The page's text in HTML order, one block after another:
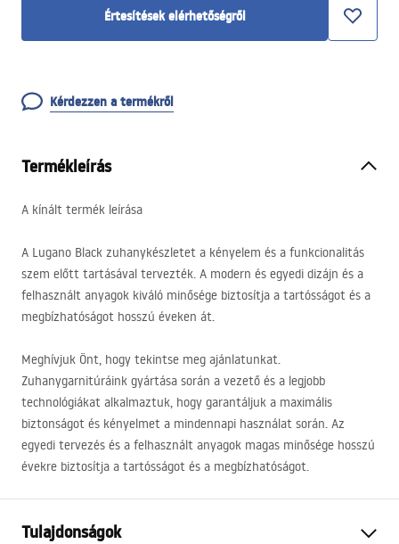
Értesítések elérhetőségről
Kérdezzen a termékről
Termékleírás
A kínált termék leírása
A Lugano Black zuhanykészletet a kényelem és a funkcionalitás
szem előtt tartásával tervezték. A modern és egyedi dizájn és a
felhasznált anyagok kiváló minősége biztosítja a tartósságot és a
megbízhatóságot hosszú éveken át.
Meghívjuk Önt, hogy tekintse meg ajánlatunkat.
Zuhanygarnitúráink gyártása során a vezető és a legjobb
technológiákat alkalmaztuk, hogy garantáljuk a maximális
biztonságot és kényelmet a mindennapi használat során. Az
egyedi tervezés és a felhasznált anyagok magas minősége hosszú
évekre biztosítja a tartósságot és a megbízhatóságot.
Tulajdonságok